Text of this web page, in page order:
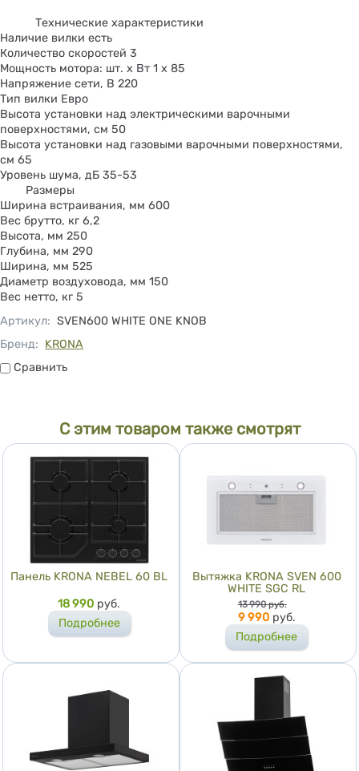
Технические характеристики
Наличие вилки есть
Количество скоростей 3
Мощность мотора: шт. х Вт 1 х 85
Напряжение сети, В 220
Тип вилки Евро
Высота установки над электрическими варочными
поверхностями, см 50
Высота установки над газовыми варочными поверхностями,
см 65
Уровень шума, дБ 35-53
Размеры
Ширина встраивания, мм 600
Вес брутто, кг 6,2
Высота, мм 250
Глубина, мм 290
Ширина, мм 525
Диаметр воздуховода, мм 150
Вес нетто, кг 5
Артикул: SVEN600 WHITE ONE KNOB
Бренд: KRONA
СравнитьСравнить
С этим товаром также смотрят
Панель KRONA NEBEL 60 BL
Цена
18 990 руб.
Подробнее
Вытяжка KRONA SVEN 600
WHITE SGC RL
Цена
13 990 руб.
9 990 руб.
Подробнее